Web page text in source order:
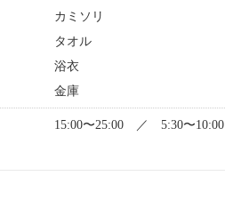
カミソリ
タオル
浴衣
金庫
15:00〜25:00 ／ 5:30〜10:00